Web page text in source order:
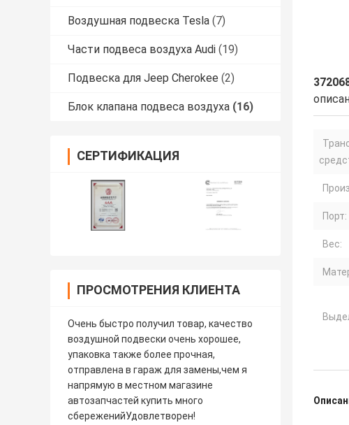
Воздушная подвеска Tesla (7)
Части подвеса воздуха Audi (19)
Подвеска для Jeep Cherokee (2)
Блок клапана подвеса воздуха (16)
СЕРТИФИКАЦИЯ
ПРОСМОТРЕНИЯ КЛИЕНТА
Очень быстро получил товар, качество
воздушной подвески очень хорошее,
упаковка также более прочная,
отправлена в гараж для замены,чем я
напрямую в местном магазине
автозапчастей купить много
сбереженийУдовлетворен!
Порт:
Вес: